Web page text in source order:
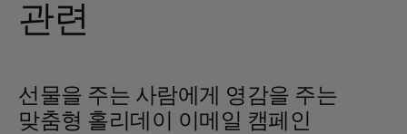
관련
선물을 주는 사람에게 영감을 주는
맞춤형 홀리데이 이메일 캠페인